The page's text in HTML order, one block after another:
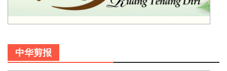
中华剪报